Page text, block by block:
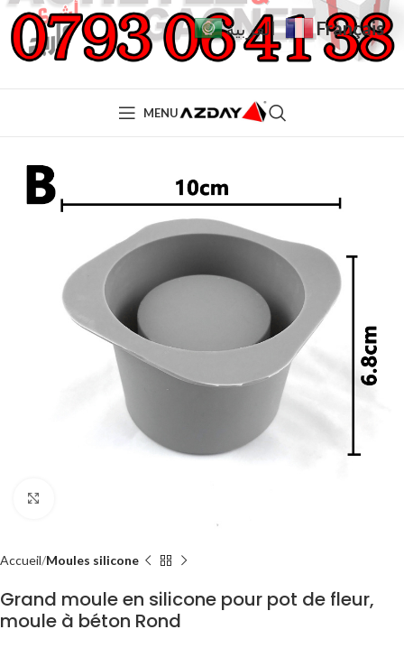
MENU
Accueil Moules silicone
Grand moule en silicone pour pot de fleur,
moule à béton Rond
العربية Français